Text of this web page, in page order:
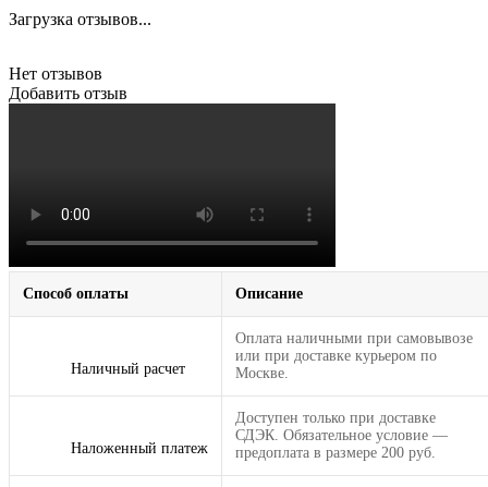
Загрузка отзывов...
Нет отзывов
Добавить отзыв
Способ оплаты Описание
Наличный расчет
Оплата наличными при самовывозе
или при доставке курьером по
Москве.
Наложенный платеж
Доступен только при доставке
СДЭК. Обязательное условие —
предоплата в размере 200 руб.